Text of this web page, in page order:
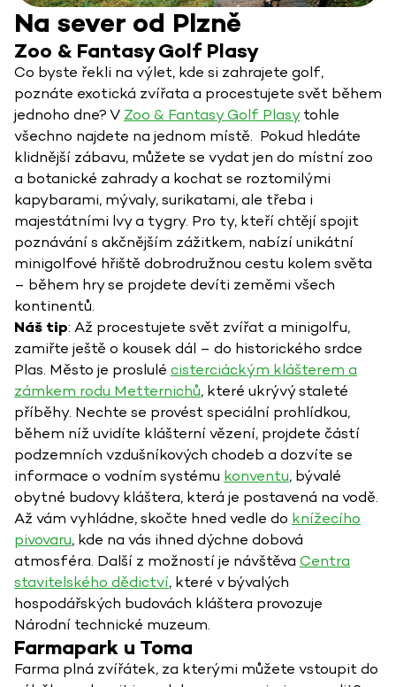
Na sever od Plzně
Zoo & Fantasy Golf Plasy
Co byste řekli na výlet, kde si zahrajete golf,
poznáte exotická zvířata a procestujete svět během
jednoho dne? V Zoo & Fantasy Golf Plasytohle
všechno najdete na jednom místě. Pokud hledáte
klidnější zábavu, můžete se vydat jen do místní zoo
a botanické zahrady a kochat se roztomilými
kapybarami, mývaly, surikatami, ale třeba i
majestátními lvy a tygry. Pro ty, kteří chtějí spojit
poznávání s akčnějším zážitkem, nabízí unikátní
minigolfové hřiště dobrodružnou cestu kolem světa
– během hry se projdete devíti zeměmi všech
kontinentů.
Náš tip: Až procestujete svět zvířat a minigolfu,
zamiřte ještě o kousek dál – do historického srdce
Plas. Město je proslulé cisterciáckým klášterem a
zámkem rodu Metternichů, které ukrývý staleté
příběhy. Nechte se provést speciální prohlídkou,
během níž uvidíte klášterní vězení, projdete částí
podzemních vzdušníkových chodeb a dozvíte se
informace o vodním systému konventu, bývalé
obytné budovy kláštera, která je postavená na vodě.
Až vám vyhládne, skočte hned vedle do knížecího
pivovaru, kde na vás ihned dýchne dobová
atmosféra. Další z možností je návštěva Centra
stavitelského dědictví, které v bývalých
hospodářských budovách kláštera provozuje
Národní technické muzeum.
Farmapark u Toma
Farma plná zvířátek, za kterými můžete vstoupit do